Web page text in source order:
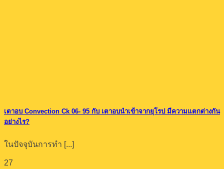
เตาอบ Convection Ck 06- 95 กับ เตาอบนำเข้าจากยุโรป มีความแตกต่างกัน
อย่างไร?
ในปัจจุบันการทำ [...]
27